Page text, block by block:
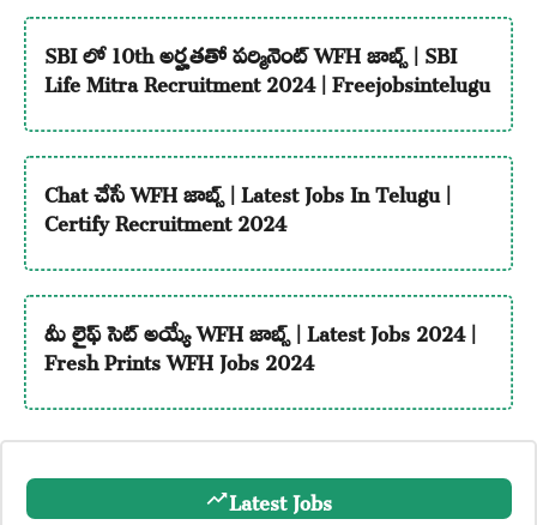
SBI లో 10th అర్హతతో పర్మినెంట్ WFH జాబ్స్ | SBI
Life Mitra Recruitment 2024 | Freejobsintelugu
Chat చేసే WFH జాబ్స్ | Latest Jobs In Telugu |
Certify Recruitment 2024
మీ లైఫ్ సెట్ అయ్యే WFH జాబ్స్ | Latest Jobs 2024 |
Fresh Prints WFH Jobs 2024
Latest Jobs